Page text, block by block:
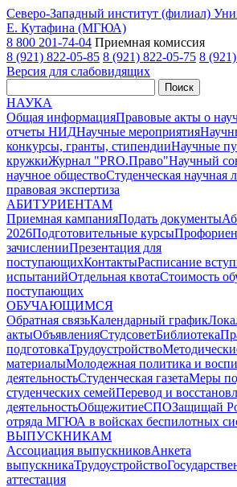
Северо-Западный институт (филиал)
Е. Кутафина (МГЮА)
8 800 201-74-04 Приемная комиссия
8 (921) 822-05-85 8 (921) 822-05-75 8
Версия для слабовидящих
Поиск
НАУКА
Общая информацияПравовые акты о
отчеты НИДНаучные мероприятия
конкурсы, гранты, стипендииНаучные
кружкиЖурнал "PRO.Право"Научный
научное обществоСтуденческая научная
правовая экспертиза
АБИТУРИЕНТАМ
Приемная кампанияПодать документы
2026Подготовительные курсы
зачисленииПрезентация для
поступающихКонтактыРасписание
испытанийОтдельная квотаСтоимость
поступающих
ОБУЧАЮЩИМСЯ
Обратная связьКалендарный график
актыОбъявленияСтудсоветБиблиотека
подготовкаТрудоустройство
материалыМолодежная политика и
деятельностьСтуденческая газетаМеры
студенческих семейПеревод и
деятельностьОбщежитиеСПОЗащищай
отряда МГЮА в войсках беспилотных
ВЫПУСКНИКАМ
Ассоциация выпускниковАнкета
выпускникаТрудоустройство
аттестация